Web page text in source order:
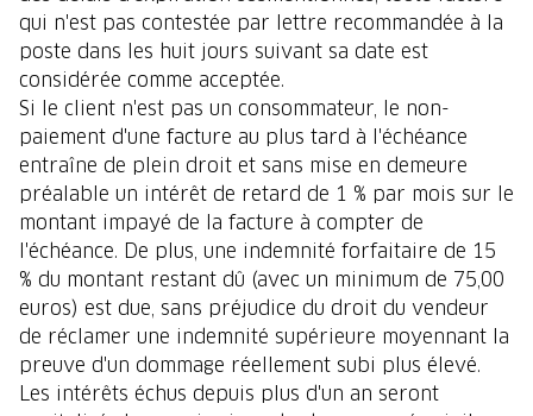
qui n'est pas contestée par lettre recommandée à la
poste dans les huit jours suivant sa date est
considérée comme acceptée.
Si le client n'est pas un consommateur, le non-
paiement d'une facture au plus tard à l'échéance
entraîne de plein droit et sans mise en demeure
préalable un intérêt de retard de 1 % par mois sur le
montant impayé de la facture à compter de
l'échéance. De plus, une indemnité forfaitaire de 15
% du montant restant dû (avec un minimum de 75,00
euros) est due, sans préjudice du droit du vendeur
de réclamer une indemnité supérieure moyennant la
preuve d'un dommage réellement subi plus élevé.
Les intérêts échus depuis plus d'un an seront